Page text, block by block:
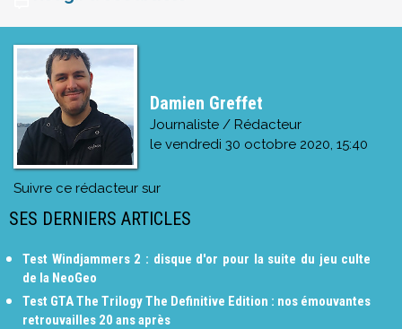
Damien Greffet
Journaliste / Rédacteur
le vendredi 30 octobre 2020, 15:40
Suivre ce rédacteur sur
SES DERNIERS ARTICLES
Test Windjammers 2 : disque d'or pour la suite du jeu culte
de la NeoGeo
Test GTA The Trilogy The Definitive Edition : nos émouvantes
retrouvailles 20 ans après